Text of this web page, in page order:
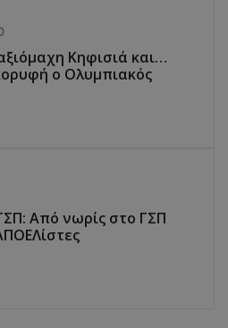
Κηφισιά και…
ο Ολυμπιακός
Από νωρίς στο ΓΣΠ